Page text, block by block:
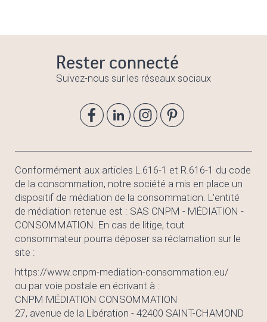
Rester connecté
Suivez-nous sur les réseaux sociaux
Conformément aux articles L.616-1 et R.616-1 du code
de la consommation, notre société a mis en place un
dispositif de médiation de la consommation. L'entité
de médiation retenue est : SAS CNPM - MÉDIATION -
CONSOMMATION. En cas de litige, tout
consommateur pourra déposer sa réclamation sur le
site :
https://www.cnpm-mediation-consommation.eu/
ou par voie postale en écrivant à :
CNPM MÉDIATION CONSOMMATION
27, avenue de la Libération - 42400 SAINT-CHAMOND